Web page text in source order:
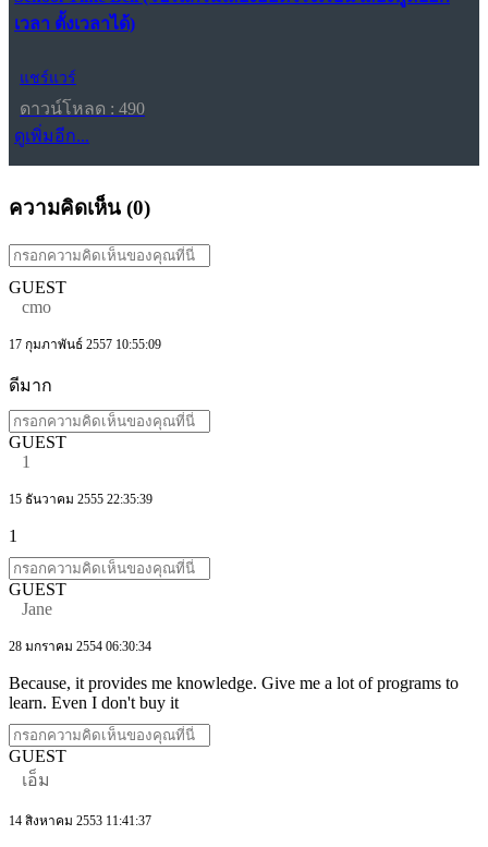
เวลา ตั้งเวลาได้)
แชร์แวร์
ดาวน์โหลด : 490
ดูเพิ่มอีก...
ความคิดเห็น (0)
GUEST
cmo
17 กุมภาพันธ์ 2557 10:55:09
ดีมาก
GUEST
1
15 ธันวาคม 2555 22:35:39
1
GUEST
Jane
28 มกราคม 2554 06:30:34
Because, it provides me knowledge. Give me a lot of programs to
learn. Even I don't buy it
GUEST
เอ็ม
14 สิงหาคม 2553 11:41:37